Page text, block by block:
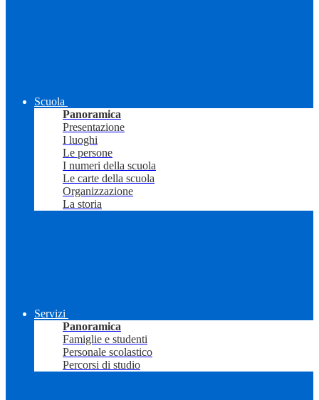
Scuola
Panoramica
Presentazione
I luoghi
Le persone
I numeri della scuola
Le carte della scuola
Organizzazione
La storia
Servizi
Panoramica
Famiglie e studenti
Personale scolastico
Percorsi di studio